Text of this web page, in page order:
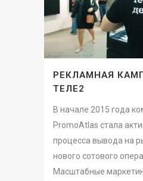
РЕКЛАМНАЯ
ТЕЛЕ2
В начале 2015 года
PromoAtlas стала
процесса вывода на
нового сотового
Масштабные